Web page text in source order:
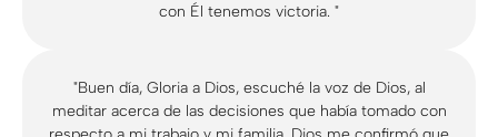
con Él tenemos victoria. "
"Buen día, Gloria a Dios, escuché la voz de Dios, al
meditar acerca de las decisiones que había tomado con